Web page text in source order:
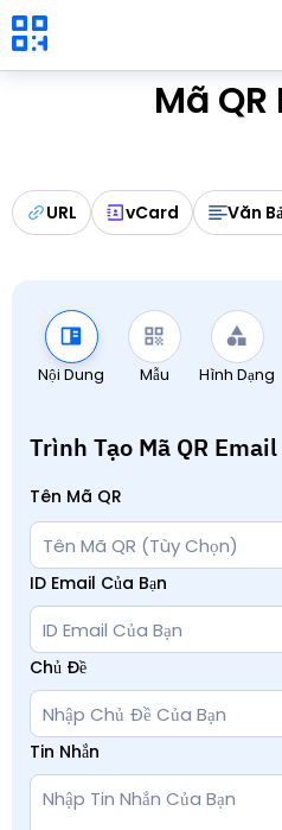
Mã
URL vCard Văn
Nội Dung Mẫu Hình Dạng
Trình Tạo Mã QR Email
Tên Mã QR
ID Email Của Bạn
Chủ Đề
Tin Nhắn